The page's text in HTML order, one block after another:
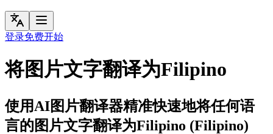
登录免费开始
将图片文字翻译为Filipino
使用AI图片翻译器精准快速地将任何语
言的图片文字翻译为Filipino (Filipino)